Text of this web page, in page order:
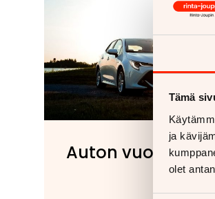
Tämä
ja
olet
Auton vuokraus